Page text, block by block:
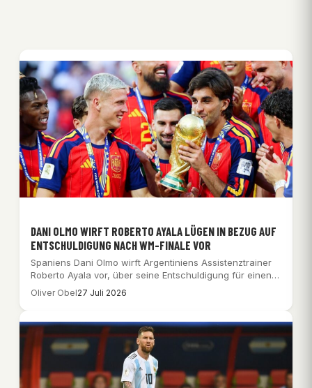
DANI OLMO WIRFT ROBERTO AYALA LÜGEN IN BEZUG AUF
ENTSCHULDIGUNG NACH WM-FINALE VOR
Spaniens Dani Olmo wirft Argentiniens Assistenztrainer
Roberto Ayala vor, über seine Entschuldigung für einen
Schlag…
Oliver Obel27 Juli 2026